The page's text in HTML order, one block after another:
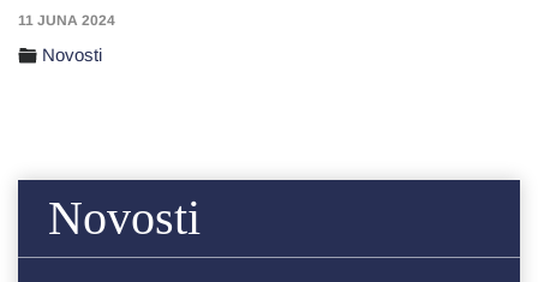
11 JUNA 2024
Novosti
Novosti